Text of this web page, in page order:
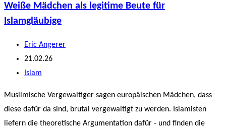
Weiße Mädchen als legitime Beute für
Islamgläubige
Beitrags-
Autor:
Eric Angerer
Beitrag
veröffentlicht:
21.02.26
Beitrags-
Islam
Muslimische Vergewaltiger sagen europäischen Mädchen, dass
diese dafür da sind, brutal vergewaltigt zu werden. Islamisten
liefern die theoretische Argumentation dafür - und finden die